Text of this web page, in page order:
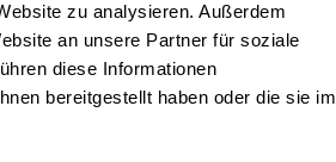
zu analysieren. Außerdem
an unsere Partner für soziale
diese Informationen
bereitgestellt haben oder die sie im